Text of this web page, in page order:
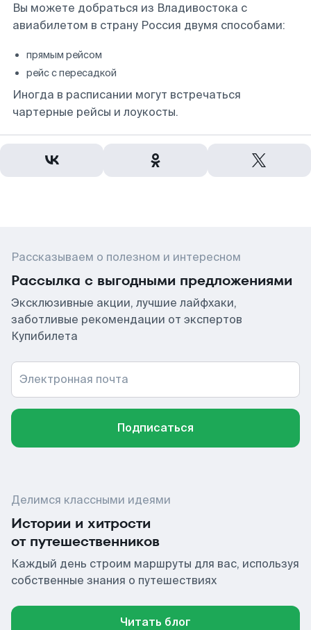
Вы можете добраться из Владивостока с
авиабилетом в страну Россия двумя способами:
прямым рейсом
рейс с пересадкой
Иногда в расписании могут встречаться
чартерные рейсы и лоукосты.
Рассказываем о полезном и интересном
Рассылка с выгодными предложениями
Эксклюзивные акции, лучшие лайфхаки,
заботливые рекомендации от экспертов
Купибилета
Электронная почта
Подписаться
Делимся классными идеями
Истории и хитрости
от путешественников
Каждый день строим маршруты для вас, используя
собственные знания о путешествиях
Читать блог